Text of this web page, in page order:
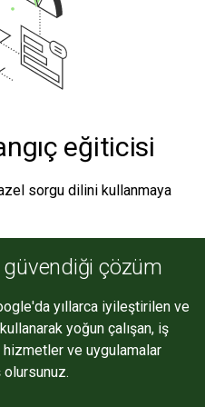
eğiticisi
sorgu dilini kullanmaya
çözüm
yıllarca iyileştirilen ve
yoğun çalışan, iş
hizmetler ve uygulamalar